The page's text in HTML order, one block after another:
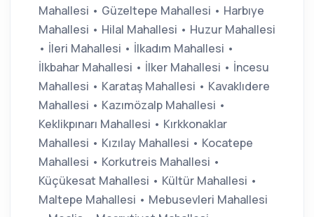
Mahallesi • Güzeltepe Mahallesi • Harbıye
Mahallesi • Hilal Mahallesi • Huzur Mahallesi
• İleri Mahallesi • İlkadım Mahallesi •
İlkbahar Mahallesi • İlker Mahallesi • İncesu
Mahallesi • Karataş Mahallesi • Kavaklıdere
Mahallesi • Kazımözalp Mahallesi •
Keklikpınarı Mahallesi • Kırkkonaklar
Mahallesi • Kızılay Mahallesi • Kocatepe
Mahallesi • Korkutreis Mahallesi •
Küçükesat Mahallesi • Kültür Mahallesi •
Maltepe Mahallesi • Mebusevleri Mahallesi